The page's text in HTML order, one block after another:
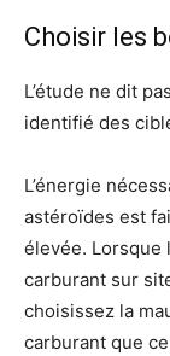
Choisir les
L’étude ne dit
identifié des
L’énergie
astéroïdes est
élevée. Lorsque
carburant sur
choisissez la
carburant que